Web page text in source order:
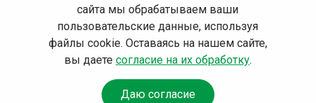
сайта мы обрабатываем ваши
пользовательские данные, используя
файлы cookie. Оставаясь на нашем сайте,
вы даете согласие на их обработку.
Даю согласие